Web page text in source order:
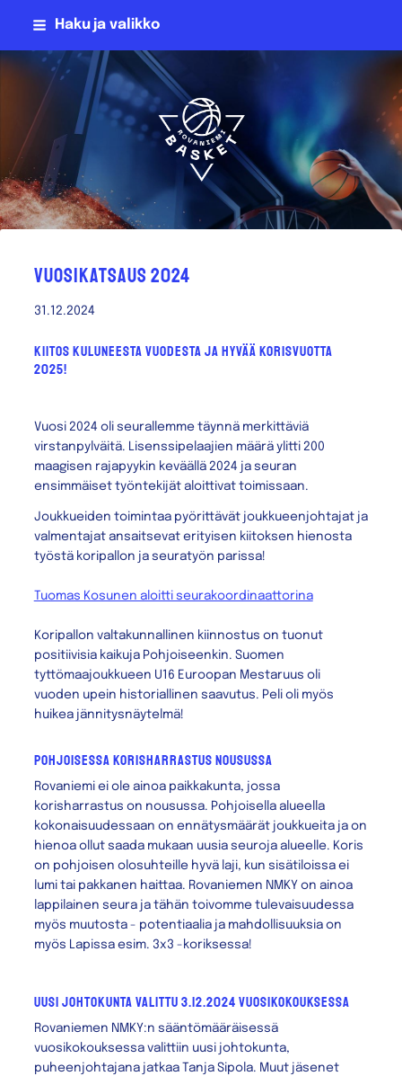
Siirry
sisältöön
Haku ja valikko
Rovaniemen NMKY Ry
Vuosikatsaus 2024
31.12.2024
Kiitos kuluneesta vuodesta ja hyvää korisvuotta
2025!
Vuosi 2024 oli seurallemme täynnä merkittäviä
virstanpylväitä. Lisenssipelaajien määrä ylitti 200
maagisen rajapyykin keväällä 2024 ja seuran
ensimmäiset työntekijät aloittivat toimissaan.
Joukkueiden toimintaa pyörittävät joukkueenjohtajat ja
valmentajat ansaitsevat erityisen kiitoksen hienosta
työstä koripallon ja seuratyön parissa!
Tuomas Kosunen aloitti seurakoordinaattorina
Koripallon valtakunnallinen kiinnostus on tuonut
positiivisia kaikuja Pohjoiseenkin. Suomen
tyttömaajoukkueen U16 Euroopan Mestaruus oli
vuoden upein historiallinen saavutus. Peli oli myös
huikea jännitysnäytelmä!
pohjoisessa korisharrastus nousussa
Rovaniemi ei ole ainoa paikkakunta, jossa
korisharrastus on nousussa. Pohjoisella alueella
kokonaisuudessaan on ennätysmäärät joukkueita ja on
hienoa ollut saada mukaan uusia seuroja alueelle. Koris
on pohjoisen olosuhteille hyvä laji, kun sisätiloissa ei
lumi tai pakkanen haittaa. Rovaniemen NMKY on ainoa
lappilainen seura ja tähän toivomme tulevaisuudessa
myös muutosta - potentiaalia ja mahdollisuuksia on
myös Lapissa esim. 3x3 -koriksessa!
uusi johtokunta valittu 3.12.2024 vuosikokouksessa
Rovaniemen NMKY:n sääntömääräisessä
vuosikokouksessa valittiin uusi johtokunta,
puheenjohtajana jatkaa Tanja Sipola. Muut jäsenet